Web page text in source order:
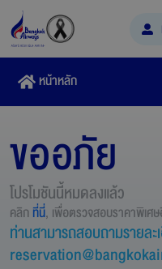
หน้าหลัก
ขออภัย
โปรโมชันนี้หมดลงแล้ว
คลิกที่นี่, เพื่อตรวจสอบราคาพิเศ
ท่านสามารถสอบถามรายละ